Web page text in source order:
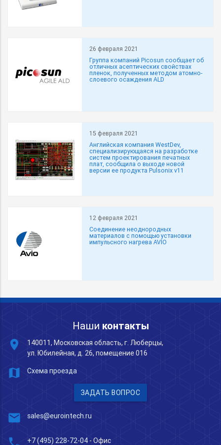
26 февраля 2021
Группа компаний Picosun сообщает об
отличных асептических свойствах
пленок, полученных методом атомно-
слоевого осаждения ALD
15 февраля 2021
Английская компания WestDev,
специализирующаяся на разработке
систем проектирования печатных
плат, сообщила о выходе новой
версии ее продукта Pulsonix v11
12 февраля 2021
Соединение неоднородных
материалов с помощью установки
импульсного нагрева AVIO
Наши контакты
place
140011, Московская область, г. Люберцы,
ул. Юбилейная, д. 26, помещение 016
map Схема проезда
ЗАДАТЬ ВОПРОС
mail sales@eurointech.ru
+7 (495) 228-72-04 - Офис